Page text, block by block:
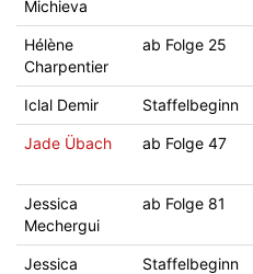
Michieva
Hélène
Charpentier
ab Folge 25
Iclal Demir Staffelbeginn
Jade Übach ab Folge 47
Jessica
Mechergui
ab Folge 81
Jessica
Staffelbeginn